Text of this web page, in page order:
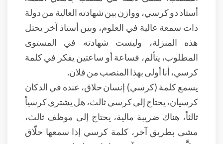
أستاذ ذو كرسي، ووازن بين شهادته العالية من دولة
ذات سمعة عالية في العلوم، وبين أستاذ آخر يحتل
هذه المنزلة، وليست شهادته في المستوى
المطلوب، يتألم، فساعة أو ساعتين يفكر في كلمة
كرسي، أنا أولى بهذا المنصب من فلان.
يسمع كلمة (كرسي) إنسان حلاق، عنده في الدكان
كرسيان، يحتاج إلى كرسي ثالث، هل يشتري كرسياً
ثالثاً، هناك ضريبة مالية، يحتاج إلى موظف ثالث،
مشى بطريق آخر، كلمة كرسي إذا سمعها حلّاق